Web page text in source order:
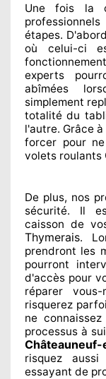
Une fois la
professionnels
étapes.
où celui-ci
experts
abîmées
simplement
totalité du
l'autre. Grâce
forcer pourne
volets roulants
De plus, nos
sécurité. Il
caisson de
Thymerais.
prendront les
pourront
d'accès pour
réparer vous-
risquerez
ne connaissez
processus à
risquez aussi
essayant de